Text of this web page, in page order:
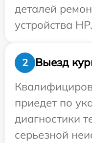
деталей
устройства HP.
2
Выезд
приедет по
диагностики
серьезной